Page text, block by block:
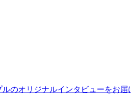
のオリジナルインタビューをお